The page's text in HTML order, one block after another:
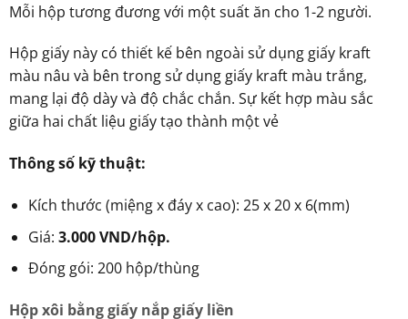
Mỗi hộp tương đương với một suất ăn cho 1-2 người.
Hộp giấy này có thiết kế bên ngoài sử dụng giấy kraft
màu nâu và bên trong sử dụng giấy kraft màu trắng,
mang lại độ dày và độ chắc chắn. Sự kết hợp màu sắc
giữa hai chất liệu giấy tạo thành một vẻ
Thông số kỹ thuật:
Kích thước (miệng x đáy x cao): 25 x 20 x 6(mm)
Giá: 3.000 VND/hộp.
Đóng gói: 200 hộp/thùng
Hộp xôi bằng giấy nắp giấy liền